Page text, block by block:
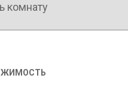
комнату